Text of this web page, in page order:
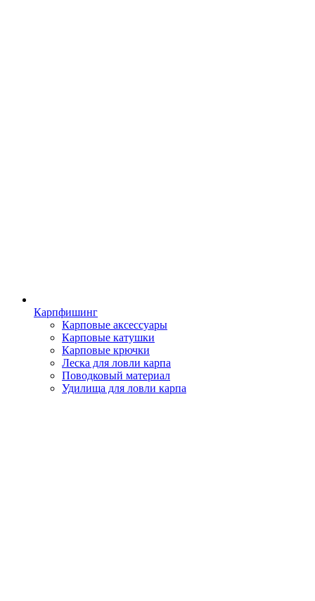
Карпфишинг
Карповые аксессуары
Карповые катушки
Карповые крючки
Леска для ловли карпа
Поводковый материал
Удилища для ловли карпа